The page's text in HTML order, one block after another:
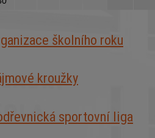
školního roku
kroužky
sportovní liga